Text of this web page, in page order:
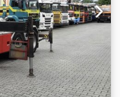
máximo
muy bueno
muy bueno
información,